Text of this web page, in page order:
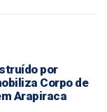
por
Corpo de
Arapiraca